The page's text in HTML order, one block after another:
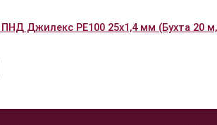
ПНД Джилекс PE100 25х1,4 мм (Бухта 20